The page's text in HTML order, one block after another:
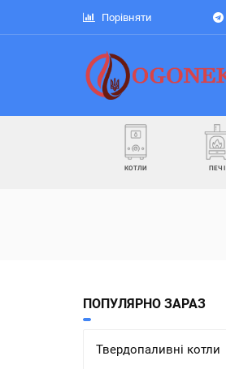
Порівняти
КОТЛИ ПЕЧІ
ПОПУЛЯРНО ЗАРАЗ
Твердопаливні котли